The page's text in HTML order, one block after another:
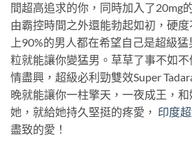
間超高追求的你，同時加入了20mg
由霸控時間之外還能勃起如初，硬
上90%的男人都在希望自己是超級
粒就能讓你變猛男。草草了事不如
情盡興，超級必利勁雙效Super
晚就能讓你一柱擎天，一夜成王，
她，就給她持久堅挺的疼愛， 印度
盡致的愛！